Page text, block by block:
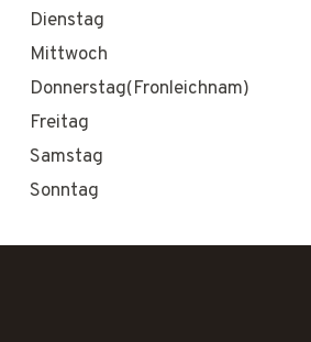
Dienstag
Mittwoch
Donnerstag(Fronleichnam)
Freitag
Samstag
Sonntag